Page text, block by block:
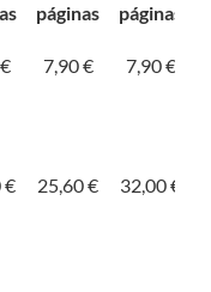
páginas
páginas
7,90 € 7,90 €
€ 25,60 € 32,00 €